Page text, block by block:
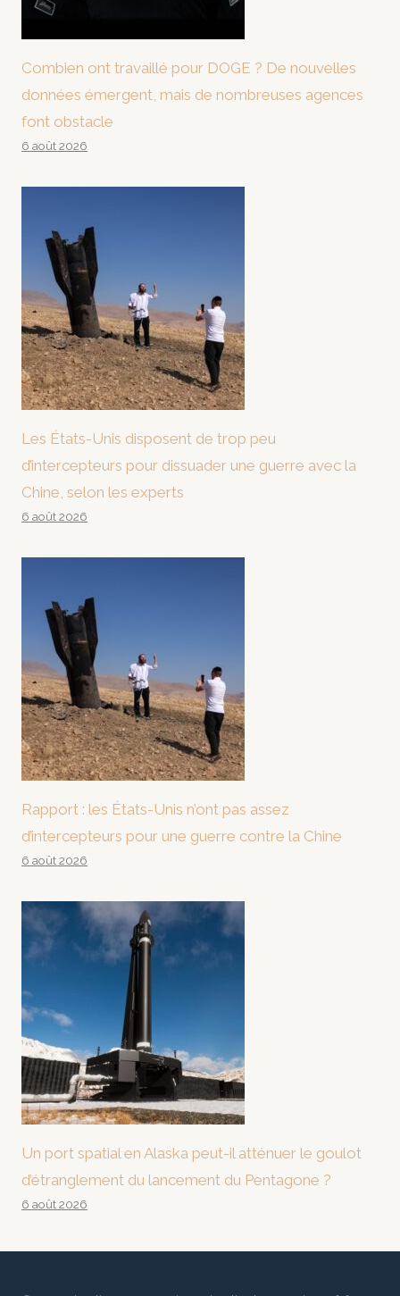
Combien ont travaillé pour DOGE ? De nouvelles
données émergent, mais de nombreuses agences
font obstacle
6 août 2026
Les États-Unis disposent de trop peu
d’intercepteurs pour dissuader une guerre avec la
Chine, selon les experts
6 août 2026
Rapport : les États-Unis n’ont pas assez
d’intercepteurs pour une guerre contre la Chine
6 août 2026
Un port spatial en Alaska peut-il atténuer le goulot
d’étranglement du lancement du Pentagone ?
6 août 2026